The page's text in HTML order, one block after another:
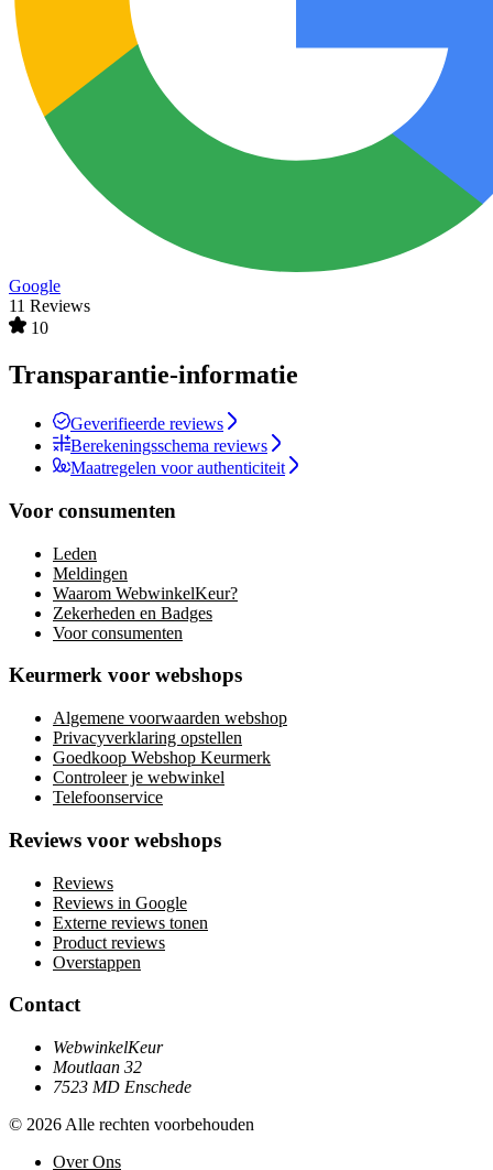
Google
11 Reviews
10
Transparantie-informatie
Geverifieerde reviews
Berekeningsschema reviews
Maatregelen voor authenticiteit
Voor consumenten
Leden
Meldingen
Waarom WebwinkelKeur?
Zekerheden en Badges
Voor consumenten
Keurmerk voor webshops
Algemene voorwaarden webshop
Privacyverklaring opstellen
Goedkoop Webshop Keurmerk
Controleer je webwinkel
Telefoonservice
Reviews voor webshops
Reviews
Reviews in Google
Externe reviews tonen
Product reviews
Overstappen
Contact
WebwinkelKeur
Moutlaan 32
7523 MD Enschede
© 2026 Alle rechten voorbehouden
Over Ons